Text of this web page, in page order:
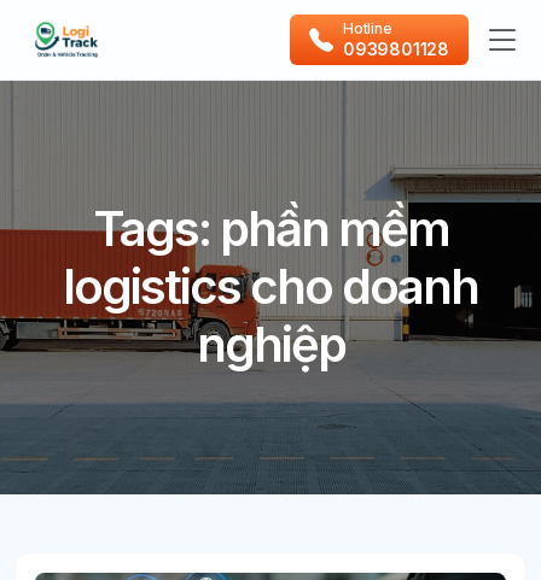
Hotline
0939801128
Tags: phần mềm
logistics cho doanh
nghiệp